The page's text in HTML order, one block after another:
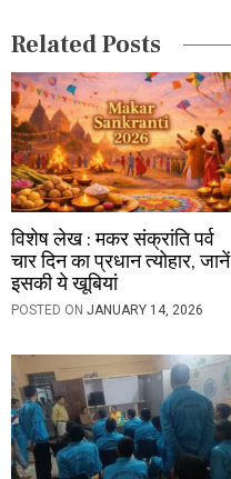
i
o
n
Related Posts
विशेष लेख : मकर संक्रांति पर्व
चार दिन का प्रधान त्योहार, जानें
इसकी ये खूबियां
POSTED ON JANUARY 14, 2026